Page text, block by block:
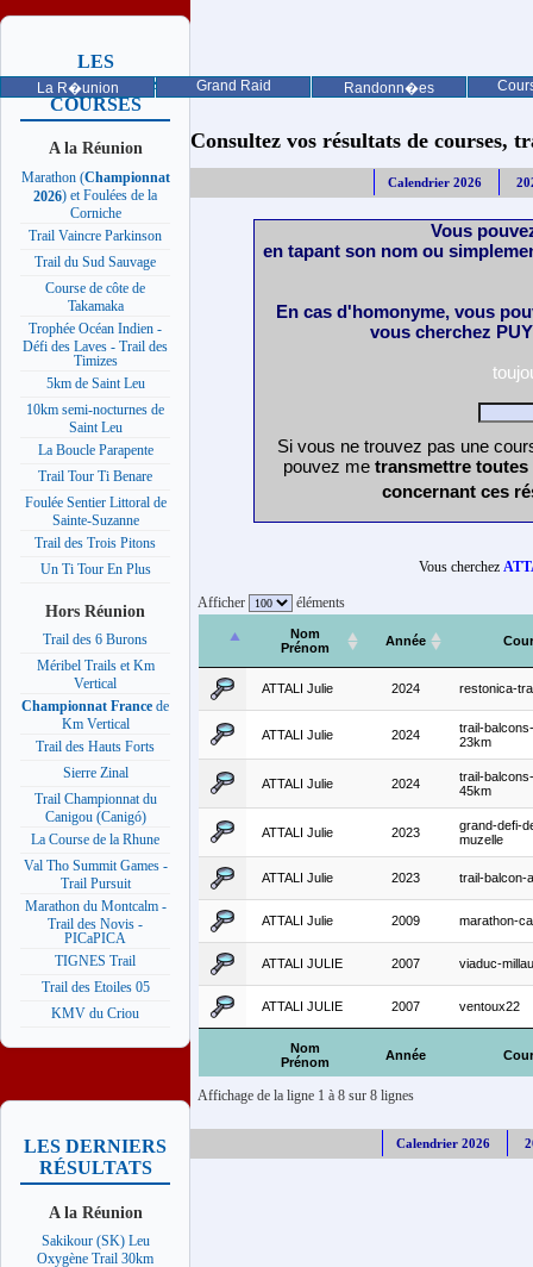
La R�union Grand Raid Randonn�es
LES
PROCHAINES
COURSES
A la Réunion
Marathon (Championnat
2026) et Foulées de la
Corniche
Trail Vaincre Parkinson
Trail du Sud Sauvage
Course de côte de
Takamaka
Trophée Océan Indien -
Défi des Laves - Trail des
Timizes
5km de Saint Leu
10km semi-nocturnes de
Saint Leu
La Boucle Parapente
Trail Tour Ti Benare
Foulée Sentier Littoral de
Sainte-Suzanne
Trail des Trois Pitons
Un Ti Tour En Plus
Hors Réunion
Trail des 6 Burons
Méribel Trails et Km
Vertical
Championnat France de
Km Vertical
Trail des Hauts Forts
Sierre Zinal
Trail Championnat du
Canigou (Canigó)
La Course de la Rhune
Val Tho Summit Games -
Trail Pursuit
Marathon du Montcalm -
Trail des Novis -
PICaPICA
TIGNES Trail
Trail des Etoiles 05
KMV du Criou
LES DERNIERS
RÉSULTATS
A la Réunion
Sakikour (SK) Leu
Oxygène Trail 30km
Consultez vos résultats de courses,
Calendrier 2026
Vous
en tapant son nom ou
En cas d'homonyme, vous
vous cherchez
Si vous ne trouvez pas une
pouvez me transmettre
concernant ces
Vous cherchez
Afficher éléments
Nom
Prénom
Année
Nom
Prénom
Année
ATTALI Julie 2024 restonica-
ATTALI Julie 2024
trail-
23km
ATTALI Julie 2024
trail-
45km
ATTALI Julie 2023
grand-defi-
muzelle
ATTALI Julie 2023 trail-balcon-
ATTALI Julie 2009 marathon-
ATTALI JULIE 2007 viaduc-millau
ATTALI JULIE 2007 ventoux22
Affichage de la ligne 1 à 8 sur 8 lignes
Calendrier 2026